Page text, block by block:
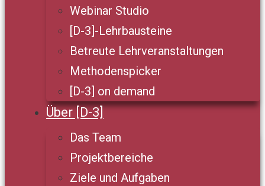
Webinar Studio
[D-3]-Lehrbausteine
Betreute Lehrveranstaltungen
Methodenspicker
[D-3] on demand
Über [D-3]
Das Team
Projektbereiche
Ziele und Aufgaben